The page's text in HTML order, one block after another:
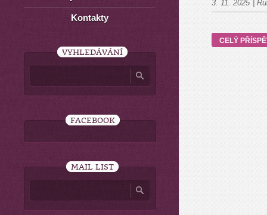
3. 11. 2025
CELÝ
Kontakty
VYHLEDÁVÁNÍ
FACEBOOK
MAIL LIST